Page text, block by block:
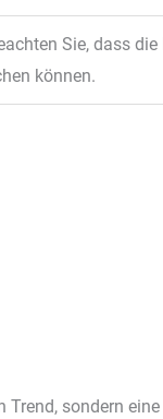
Sie, dass
können.
sondern